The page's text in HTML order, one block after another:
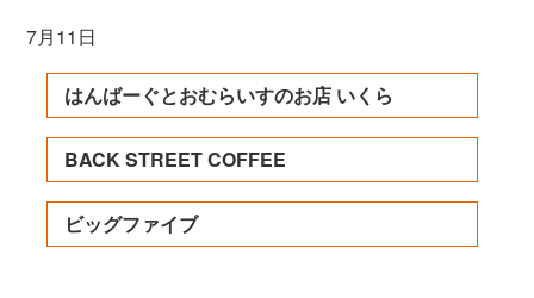
7月11日
はんばーぐとおむらいすのお店 いくら
BACK STREET COFFEE
ビッグファイブ